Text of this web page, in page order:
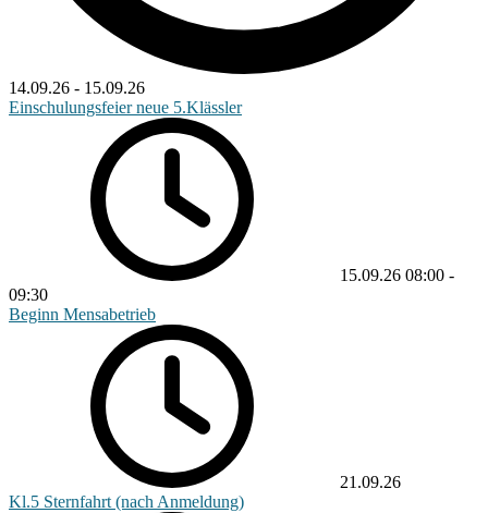
14.09.26 - 15.09.26
Einschulungsfeier neue 5.Klässler
15.09.26 08:00 -
09:30
Beginn Mensabetrieb
21.09.26
Kl.5 Sternfahrt (nach Anmeldung)